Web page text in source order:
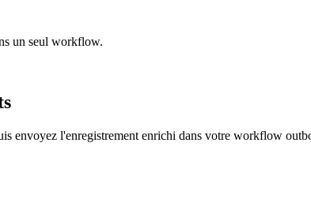
un seul workflow.
envoyez l'enregistrement enrichi dans votre workflow